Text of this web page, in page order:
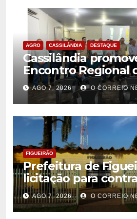
AGRO CASSILÂNDIA DESTAQUE
Cassilândia
Encontro Regional
Citricultores e
desenvolvimento
citricultura
AGO 7, 2026 O CORREIO
FIGUEIRÃO
Prefeitura de
licitação para
estrutura de
AGO 7, 2026 O CORREIO